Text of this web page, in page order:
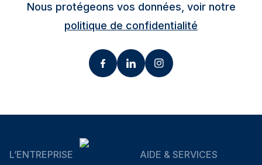
Nous protégeons vos données, voir notre
politique de confidentialité
L’ENTREPRISE AIDE & SERVICES